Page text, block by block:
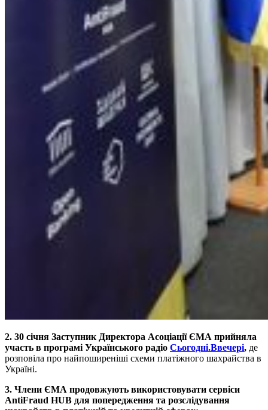
2. 30 січня Заступник Директора Асоціації ЄМА прийняла
участь в програмі Українського радіо Сьогодні.Ввечері, де
розповіла про найпоширеніші схеми платіжного шахрайства в
Україні.
3. Члени ЄМА продовжують використовувати сервіси
AntiFraud HUB для попередження та розслідування